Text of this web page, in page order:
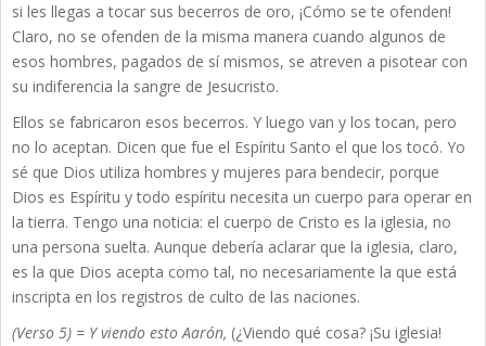
si les llegas a tocar sus becerros de oro, ¡Cómo se te ofenden!
Claro, no se ofenden de la misma manera cuando algunos de
esos hombres, pagados de sí mismos, se atreven a pisotear con
su indiferencia la sangre de Jesucristo.
Ellos se fabricaron esos becerros. Y luego van y los tocan, pero
no lo aceptan. Dicen que fue el Espíritu Santo el que los tocó. Yo
sé que Dios utiliza hombres y mujeres para bendecir, porque
Dios es Espíritu y todo espíritu necesita un cuerpo para operar en
la tierra. Tengo una noticia: el cuerpo de Cristo es la iglesia, no
una persona suelta. Aunque debería aclarar que la iglesia, claro,
es la que Dios acepta como tal, no necesariamente la que está
inscripta en los registros de culto de las naciones.
(Verso 5) = Y viendo esto Aarón, (¿Viendo qué cosa? ¡Su iglesia!